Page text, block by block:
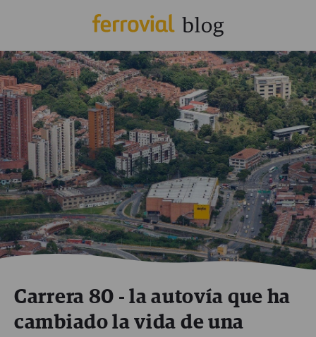
Carrera 80 - la autovía que ha
cambiado la vida de una